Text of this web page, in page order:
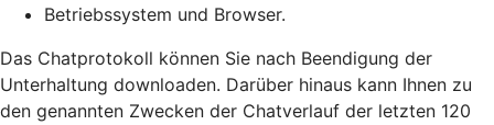
Betriebssystem und Browser.
Das Chatprotokoll können Sie nach Beendigung der
Unterhaltung downloaden. Darüber hinaus kann Ihnen zu
den genannten Zwecken der Chatverlauf der letzten 120